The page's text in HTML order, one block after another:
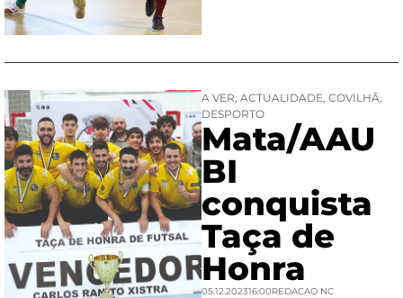
A VER, ACTUALIDADE, COVILHÃ,
DESPORTO
Mata/AAU
BI
conquista
Taça de
Honra
05.12.202316:00REDACAO NC